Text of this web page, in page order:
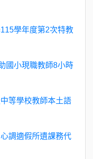
學年度第2次特教
國小現職教師8小時
等學校教師本土語
調適假所遺課務代